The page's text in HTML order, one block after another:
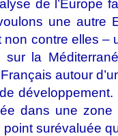
de l’Europe
une autre
contre elles –
la
autour
développement.
dans une
surévaluée